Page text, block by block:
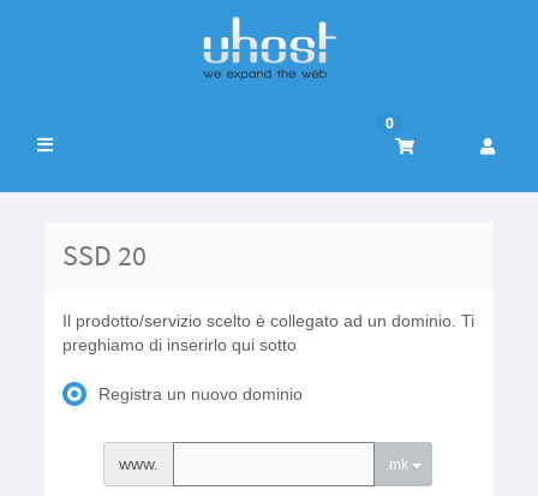
Attiva
0
SSD 20
Il prodotto/servizio scelto è collegato ad un dominio. Ti
preghiamo di inserirlo qui sotto
Registra un nuovo dominio
www. .mk